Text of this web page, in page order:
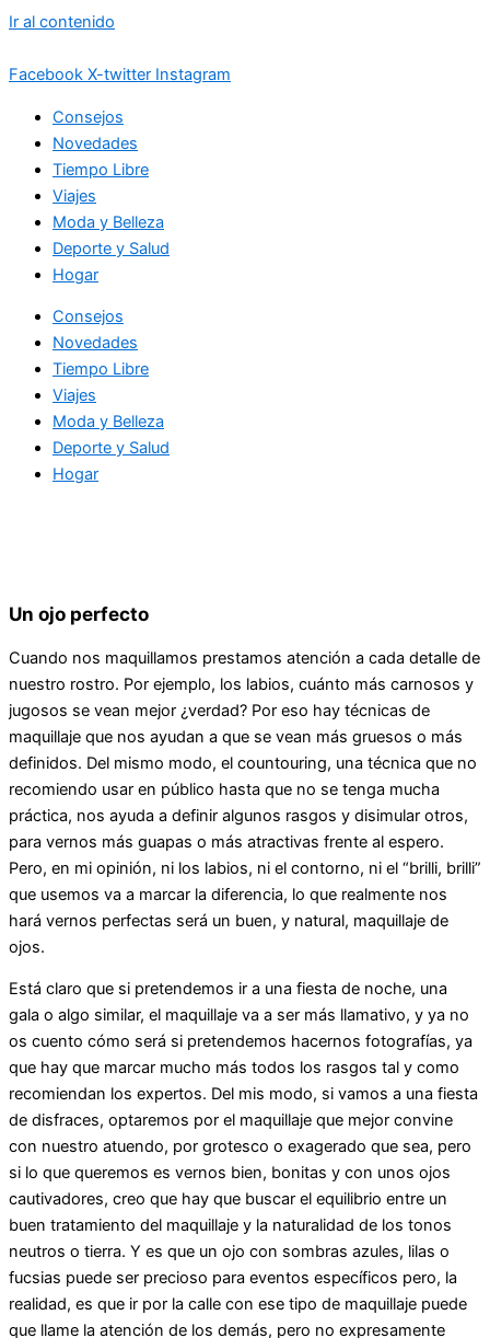
Ir al contenido
Facebook X-twitter Instagram
Consejos
Novedades
Tiempo Libre
Viajes
Moda y Belleza
Deporte y Salud
Hogar
Consejos
Novedades
Tiempo Libre
Viajes
Moda y Belleza
Deporte y Salud
Hogar
Un ojo perfecto
Cuando nos maquillamos prestamos atención a cada detalle de
nuestro rostro. Por ejemplo, los labios, cuánto más carnosos y
jugosos se vean mejor ¿verdad? Por eso hay técnicas de
maquillaje que nos ayudan a que se vean más gruesos o más
definidos. Del mismo modo, el countouring, una técnica que no
recomiendo usar en público hasta que no se tenga mucha
práctica, nos ayuda a definir algunos rasgos y disimular otros,
para vernos más guapas o más atractivas frente al espero.
Pero, en mi opinión, ni los labios, ni el contorno, ni el “brilli, brilli”
que usemos va a marcar la diferencia, lo que realmente nos
hará vernos perfectas será un buen, y natural, maquillaje de
ojos.
Está claro que si pretendemos ir a una fiesta de noche, una
gala o algo similar, el maquillaje va a ser más llamativo, y ya no
os cuento cómo será si pretendemos hacernos fotografías, ya
que hay que marcar mucho más todos los rasgos tal y como
recomiendan los expertos. Del mis modo, si vamos a una fiesta
de disfraces, optaremos por el maquillaje que mejor convine
con nuestro atuendo, por grotesco o exagerado que sea, pero
si lo que queremos es vernos bien, bonitas y con unos ojos
cautivadores, creo que hay que buscar el equilibrio entre un
buen tratamiento del maquillaje y la naturalidad de los tonos
neutros o tierra. Y es que un ojo con sombras azules, lilas o
fucsias puede ser precioso para eventos específicos pero, la
realidad, es que ir por la calle con ese tipo de maquillaje puede
que llame la atención de los demás, pero no expresamente